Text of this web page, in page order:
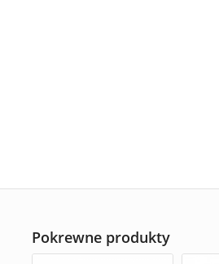
Pokrewne produkty